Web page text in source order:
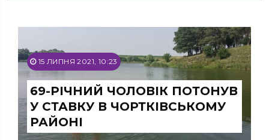
15 ЛИПНЯ 2021, 10:23
69-РІЧНИЙ ЧОЛОВІК ПОТОНУВ
У СТАВКУ В ЧОРТКІВСЬКОМУ
РАЙОНІ